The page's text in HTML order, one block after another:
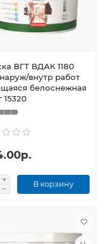
ВГТ ВДАК 1180
внутр работ
белоснежная
15320
В корзину